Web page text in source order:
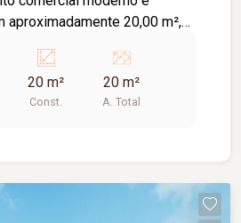
aproximadamente 20,00 m²,
estruturado e pronto para
compartilhada, contando
para as operações do
com estacionamento
20 m²
Const.
20 m²
A. Total